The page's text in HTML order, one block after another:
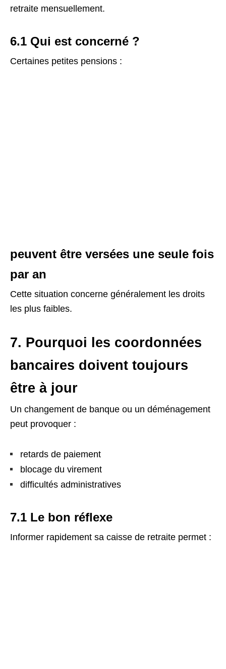
retraite mensuellement.
6.1 Qui est concerné ?
Certaines petites pensions :
peuvent être versées une seule fois
par an
Cette situation concerne généralement les droits
les plus faibles.
7. Pourquoi les coordonnées
bancaires doivent toujours
être à jour
Un changement de banque ou un déménagement
peut provoquer :
retards de paiement
blocage du virement
difficultés administratives
7.1 Le bon réflexe
Informer rapidement sa caisse de retraite permet :